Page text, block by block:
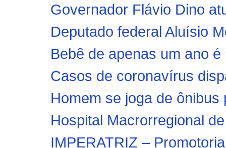
Governador Flávio Dino
Deputado federal Aluísio
Bebê de apenas um ano
Casos de coronavírus
Homem se joga de
Hospital Macrorregional
IMPERATRIZ –